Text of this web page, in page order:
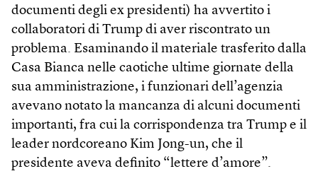
documenti degli ex presidenti) ha avvertito i
collaboratori di Trump di aver riscontrato un
problema. Esaminando il materiale trasferito dalla
Casa Bianca nelle caotiche ultime giornate della
sua amministrazione, i funzionari dell’agenzia
avevano notato la mancanza di alcuni documenti
importanti, fra cui la corrispondenza tra Trump e il
leader nordcoreano Kim Jong-un, che il
presidente aveva definito “lettere d’amore”.